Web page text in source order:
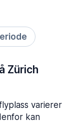
Zürich
varierer
kan